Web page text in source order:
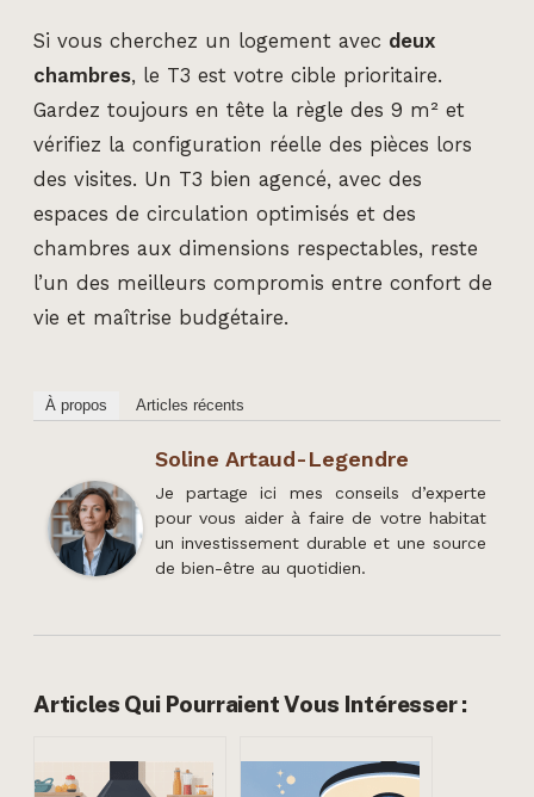
Si vous cherchez un logement avec deux
chambres, le T3 est votre cible prioritaire.
Gardez toujours en tête la règle des 9 m² et
vérifiez la configuration réelle des pièces lors
des visites. Un T3 bien agencé, avec des
espaces de circulation optimisés et des
chambres aux dimensions respectables, reste
l’un des meilleurs compromis entre confort de
vie et maîtrise budgétaire.
À propos Articles récents
Soline Artaud-Legendre
Je partage ici mes conseils d’experte
pour vous aider à faire de votre habitat
un investissement durable et une source
de bien-être au quotidien.
Articles Qui Pourraient Vous Intéresser :